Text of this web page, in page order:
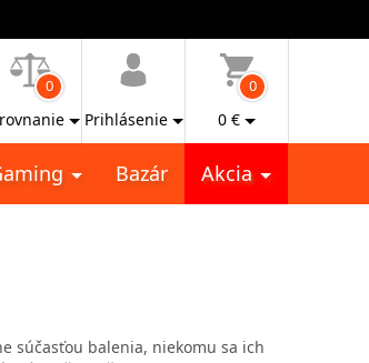
0
Prihlásenie
0
0 €
Bazár Akcia
súčasťou balenia, niekomu sa ich